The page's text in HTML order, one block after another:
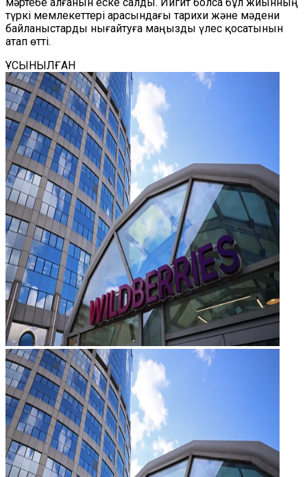
түркі мемлекеттері арасындағы тарихи және мәдени
байланыстарды нығайтуға маңызды үлес қосатынын
атап өтті.
ҰСЫНЫЛҒАН